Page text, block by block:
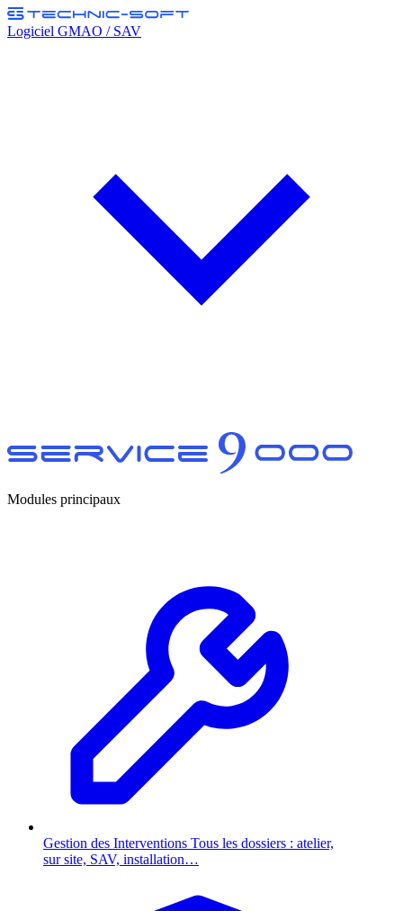
Logiciel GMAO / SAV
Modules principaux
Gestion des Interventions Tous les dossiers : atelier,
sur site, SAV, installation…